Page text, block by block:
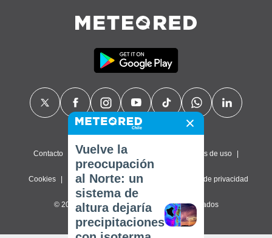
Contacto Sobre nosotros Términos de uso
Cookies Política de privacidad Configuración de privacidad
© 2026 Meteored. Todos los derechos reservados
Vuelve la
preocupación
al Norte: un
sistema de
altura dejaría
precipitaciones